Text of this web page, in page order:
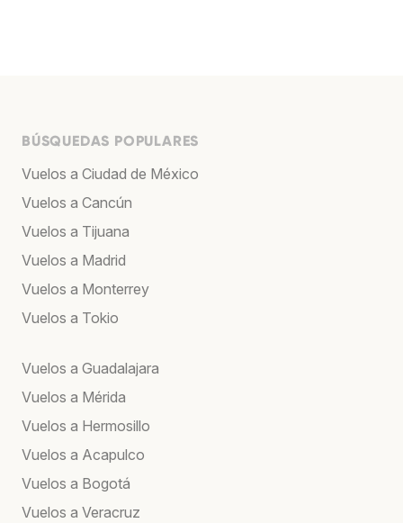
BÚSQUEDAS POPULARES
Vuelos a Ciudad de México
Vuelos a Cancún
Vuelos a Tijuana
Vuelos a Madrid
Vuelos a Monterrey
Vuelos a Tokio
Vuelos a Guadalajara
Vuelos a Mérida
Vuelos a Hermosillo
Vuelos a Acapulco
Vuelos a Bogotá
Vuelos a Veracruz